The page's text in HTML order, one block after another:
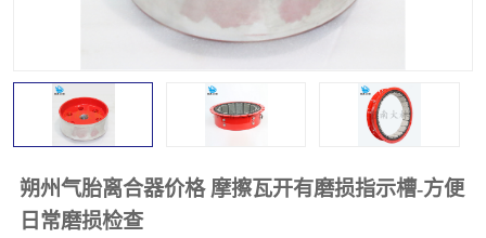
朔州气胎离合器价格 摩擦瓦开有磨损指示槽-方便
日常磨损检查
联轴器
液力端配件